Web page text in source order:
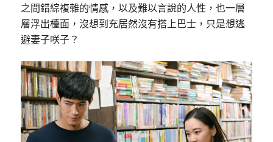
之間錯綜複雜的情感，以及難以言說的人性，也一層
層浮出檯面，沒想到充居然沒有搭上巴士，只是想逃
避妻子咲子？